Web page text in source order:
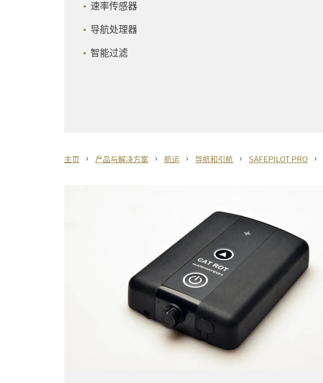
速率传感器
导航处理器
智能过滤
主页 › 产品与解决方案 › 航运 › 导航和引航 › SAFEPILOT PRO ›